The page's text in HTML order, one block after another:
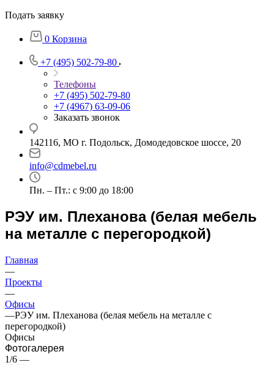
Подать заявку
0 Корзина
+7 (495) 502-79-80
Телефоны
+7 (495) 502-79-80
+7 (4967) 63-09-06
Заказать звонок
142116, МО г. Подольск, Домодедовское шоссе, 20
info@cdmebel.ru
Пн. – Пт.: с 9:00 до 18:00
РЭУ им. Плеханова (белая мебель
на металле с перегородкой)
Главная
—
Проекты
—
Офисы
—РЭУ им. Плеханова (белая мебель на металле с
перегородкой)
Офисы
Фотогалерея
1/6 —